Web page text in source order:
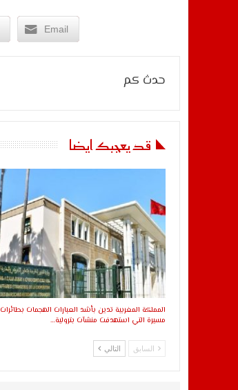
Email
حدث كم
قد يعجبك ايضا
المملكة المغربية تدين بأشد العبارات الهجمات بطائرات
مسيرة التي استهدفت منشآت بترولية…
السابق التالي